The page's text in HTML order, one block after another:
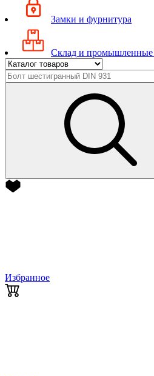
Замки и фурнитура
Склад и промышленные
Избранное